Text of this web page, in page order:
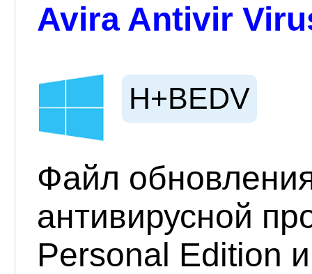
Avira Antivir
H+BEDV
Файл
антивирусной
Personal Edition